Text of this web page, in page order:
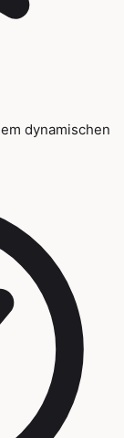
dynamischen